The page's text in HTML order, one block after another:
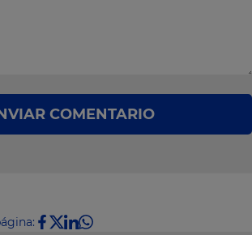
COMENTARIO